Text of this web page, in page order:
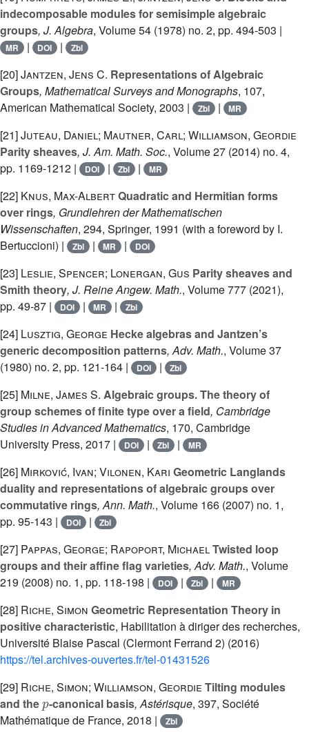
indecomposable modules for semisimple algebraic
groups, J. Algebra, Volume 54 (1978) no. 2, pp. 494-503 |
MR | DOI | Zbl
[20]Jantzen, Jens C. Representations of Algebraic
Groups, Mathematical Surveys and Monographs, 107,
American Mathematical Society, 2003 |
Zbl | MR
[21]Juteau, Daniel; Mautner, Carl; Williamson, Geordie
Parity sheaves, J. Am. Math. Soc., Volume 27 (2014) no. 4,
pp. 1169-1212 |
DOI | Zbl | MR
[22] Knus, Max-AlbertQuadratic and Hermitian forms
over rings, Grundlehren der Mathematischen
Wissenschaften, 294, Springer, 1991 (with a foreword by I.
Bertuccioni) |
Zbl | MR | DOI
[23] Leslie, Spencer; Lonergan, Gus Parity sheaves and
Smith theory, J. Reine Angew. Math., Volume 777 (2021),
pp. 49-87 |
DOI | MR | Zbl
[24] Lusztig, George Hecke algebras and Jantzen’s
generic decomposition patterns, Adv. Math., Volume 37
(1980) no. 2, pp. 121-164 |
DOI | Zbl
[25] Milne, James S. Algebraic groups. The theory of
group schemes of finite type over a field, Cambridge
Studies in Advanced Mathematics, 170, Cambridge
University Press, 2017 |
DOI | Zbl | MR
[26] Mirković, Ivan; Vilonen, Kari Geometric Langlands
duality and representations of algebraic groups over
commutative rings, Ann. Math., Volume 166 (2007) no. 1,
pp. 95-143 |
DOI | Zbl
[27] Pappas, George; Rapoport, MichaelTwisted loop
groups and their affine flag varieties, Adv. Math., Volume
219 (2008) no. 1, pp. 118-198 | DOI | Zbl | MR
[28] Riche, Simon Geometric Representation Theory in
positive characteristic, Habilitation à diriger des recherches,
Université Blaise Pascal (Clermont Ferrand 2) (2016)
https://tel.archives-ouvertes.fr/tel-01431526
[29] Riche, Simon; Williamson, Geordie Tilting modules
and the
p
-canonical basis, Astérisque, 397, Société
Mathématique de France, 2018 |
Zbl